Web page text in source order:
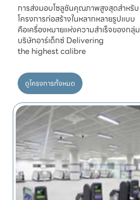
การส่งมอบโซลูชันคุณภาพสูงสุดสำหรับ
โครงการก่อสร้างในหลากหลายรูปแบบ
คือเครื่องหมายแห่งความสำเร็จของกลุ่ม
บริษัทอาร์เด็กซ์ Delivering
ดูโครงการทั้งหมด